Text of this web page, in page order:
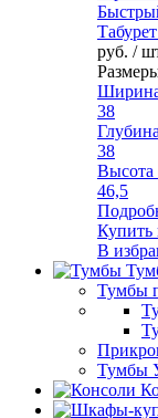
руб. /
38
38
Высота
46,5
Купить
В
Тумбы
Тумбы